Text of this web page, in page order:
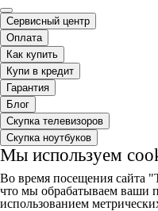
Сервисный центр
Оплата
Как купить
Купи в кредит
Гарантия
Блог
Скупка телевизоров
Скупка ноутбуков
Мы используем
Во время посещения сайта
что мы обрабатываем ваши
использованием